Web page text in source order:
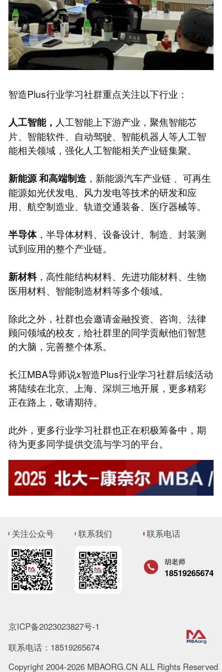
智造Plus行业学习社群重点关注以下行业：
人工智能， 人工智能上下游产业，聚焦智能芯
片、智能软件、自动驾驶、智能机器人等人工智
能相关领域，强化人工智能相关产业链集聚。
新能源和高端制造，新能源汽车产业链 、可再生
能源如光伏发电、风力发电等技术的研发和应
用、航空制造业、轨道交通装备、医疗器械等。
半导体，半导体材料、设备设计、制造、封装测
试到应用的整个产业链。
新材料，高性能结构材料、先进功能材料、生物
医用材料、智能制造材料等多个领域。
除此之外，社群也会邀请金融投资、咨询、法律
顾问领域的校友，给社群里的同学贡献他们智慧
的大脑，完善整个体系。
长江MBA导师说x智造Plus行业学习社群后续活动
将陆续在北京、上海、深圳三地开展，更多精彩
正在路上，敬请期待。
此外，更多行业学习社群也正在积极筹备中，期
待为更多同学提供交流与学习的平台。
关注公众号 联系我们 联系电话
胡老师
18519265674
京ICP备2023023827号-1
联系电话：18519265674
Copyright 2004-2026 MBAORG.CN ALL Rights Reserved